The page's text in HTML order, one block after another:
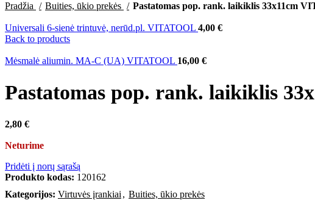
Pradžia Buities, ūkio prekės Pastatomas pop. rank. laikiklis 33x11cm
Universali 6-sienė trintuvė, nerūd.pl. VITATOOL 4,00 €
Back to products
Mėsmalė aliumin. MA-C (UA) VITATOOL 16,00 €
Pastatomas pop. rank. laikiklis
2,80 €
Neturime
Pridėti į norų sąrašą
Produkto kodas: 120162
Kategorijos: Virtuvės įrankiai , Buities, ūkio prekės